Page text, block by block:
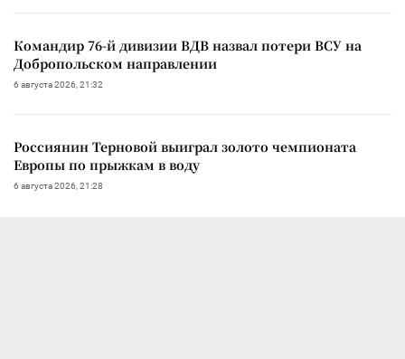
Командир 76-й дивизии ВДВ назвал потери ВСУ на
Добропольском направлении
6 августа 2026, 21:32
Россиянин Терновой выиграл золото чемпионата
Европы по прыжкам в воду
6 августа 2026, 21:28